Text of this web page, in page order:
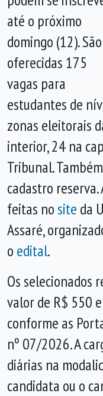
até o próximo
domingo (12). São
oferecidas 175
vagas para
estudantes de
zonas eleitorais
interior, 24 na
Tribunal.
cadastro
feitas nosite da
Assaré,
o edital.
Os selecionados
valor de R$ 550
conforme as
nº 07/2026. A
diárias na
candidata ou o